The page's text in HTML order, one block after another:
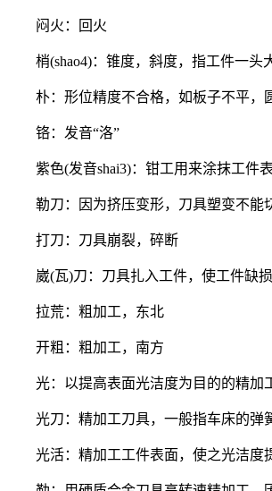
闷火：回火
梢(shao4)：锥度，斜度，指工件一头
朴：形位精度不合格，如板子不平，
铬：发音“洛”
紫色(发音shai3)：钳工用来涂抹工件
勒刀：因为挤压变形，刀具塑变不能
打刀：刀具崩裂，碎断
崴(瓦)刀：刀具扎入工件，使工件缺损
拉荒：粗加工，东北
开粗：粗加工，南方
光：以提高表面光洁度为目的的精加
光刀：精加工刀具，一般指车床的弹
光活：精加工工件表面，使之光洁度